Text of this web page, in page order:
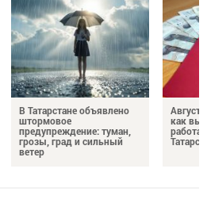
В Татарстане объявлено
штормовое
предупреждение: туман,
грозы, град и сильный
ветер
как